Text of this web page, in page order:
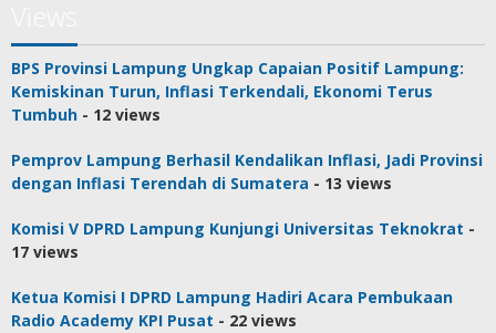
BPS Provinsi Lampung Ungkap Capaian Positif Lampung:
Kemiskinan Turun, Inflasi Terkendali, Ekonomi Terus
Tumbuh - 12 views
Pemprov Lampung Berhasil Kendalikan Inflasi, Jadi Provinsi
dengan Inflasi Terendah di Sumatera - 13 views
Komisi V DPRD Lampung Kunjungi Universitas Teknokrat -
17 views
Ketua Komisi I DPRD Lampung Hadiri Acara Pembukaan
Radio Academy KPI Pusat - 22 views